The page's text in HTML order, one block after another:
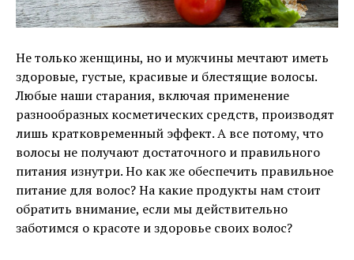
Не только женщины, но и мужчины мечтают иметь
здоровые, густые, красивые и блестящие волосы.
Любые наши старания, включая применение
разнообразных косметических средств, производят
лишь кратковременный эффект. А все потому, что
волосы не получают достаточного и правильного
питания изнутри. Но как же обеспечить правильное
питание для волос? На какие продукты нам стоит
обратить внимание, если мы действительно
заботимся о красоте и здоровье своих волос?